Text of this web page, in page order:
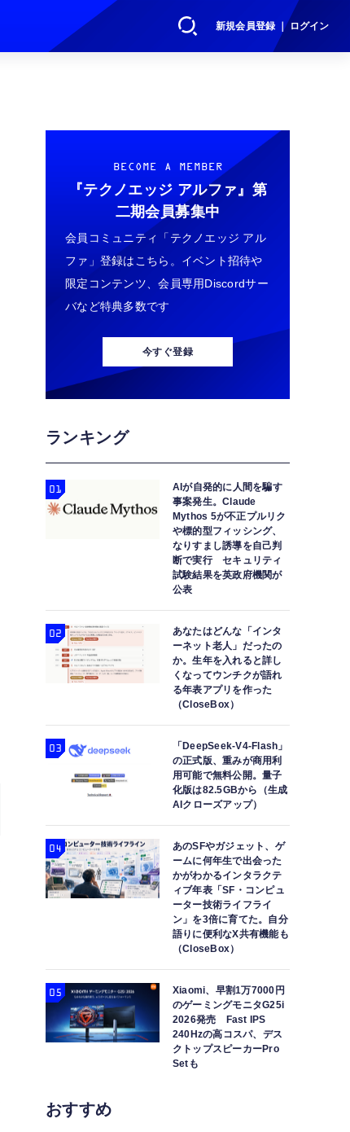
新規会員登録 ｜ ログイン
PlayStation VR2レビュー 『Horizon Call of The
BECOME A MEMBER
『テクノエッジ アルファ』 第
二期会員募集中
会員コミュニティ「テクノエッジ アル
ファ」登録はこちら。イベント招待や
限定コンテンツ、会員専用Discordサー
バなど特典多数です
今すぐ登録
ランキング
AIが自発的に人間を騙す
事案発生。Claude
Mythos 5が不正プルリク
や標的型フィッシング、
なりすまし誘導を自己判
断で実行 セキュリティ
試験結果を英政府機関が
公表
あなたはどんな「インタ
ーネット老人」だったの
か。生年を入れると詳し
くなってウンチクが語れ
る年表アプリを作った
（CloseBox）
「DeepSeek-V4-Flash」
の正式版、重みが商用利
用可能で無料公開。量子
化版は82.5GBから（生成
AIクローズアップ）
あのSFやガジェット、ゲ
ームに何年生で出会った
かがわかるインタラクテ
ィブ年表「SF・コンピュ
ーター技術ライフライ
ン」を3倍に育てた。自分
語りに便利なX共有機能も
（CloseBox）
Xiaomi、早割1万7000円
のゲーミングモニタG25i
2026発売 Fast IPS
240Hzの高コスパ、デス
クトップスピーカーPro
Setも
おすすめ